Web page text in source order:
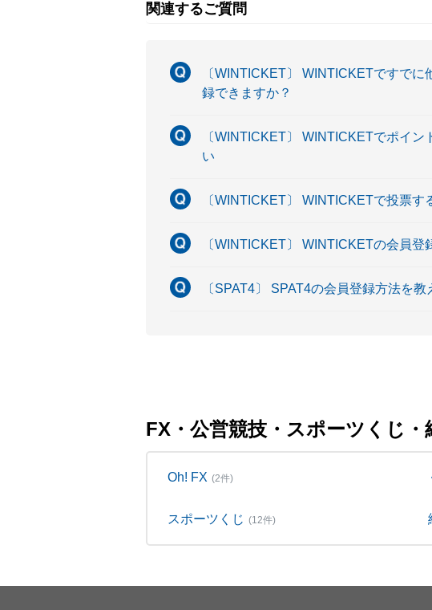
関連するご質問
〔WINTICKET〕 WINTICKETですで
録できますか？
〔WINTICKET〕 WINTICKETでポイ
い
〔WINTICKET〕 WINTICKETで投票す
〔WINTICKET〕 WINTICKETの会員
〔SPAT4〕 SPAT4の会員登録方法を教
FX・公営競技・スポーツくじ・
Oh! FX (2件)
スポーツくじ (12件)